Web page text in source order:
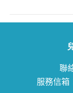
聯
服務信箱